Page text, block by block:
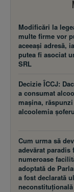
Modificări la
multe firme vor
aceeaşi adresă,
putea fi asociat
SRL
Decizie ÎCCJ:
a consumat
maşina,
alcoolemia
Cum urma să
adevărat paradis
numeroase
adoptată de
a fost declarată
neconstituţională